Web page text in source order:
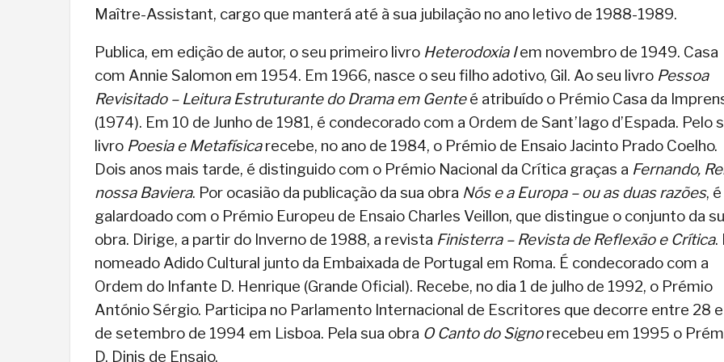
Maître-Assistant, cargo que manterá até à sua jubilação no ano letivo de 1988-1989.
Publica, em edição de autor, o seu primeiro livro Heterodoxia Iem novembro de 1949. Casa
com Annie Salomon em 1954. Em 1966, nasce o seu filho adotivo, Gil. Ao seu livro Pessoa
Revisitado – Leitura Estruturante do Drama em Genteé atribuído o Prémio Casa da
(1974). Em 10 de Junho de 1981, é condecorado com a Ordem de Sant’Iago d’Espada. Pelo
livro Poesia e Metafísicarecebe, no ano de 1984, o Prémio de Ensaio Jacinto Prado Coelho.
Dois anos mais tarde, é distinguido com o Prémio Nacional da Crítica graças a Fernando,
nossa Baviera. Por ocasião da publicação da sua obra Nós e a Europa – ou as duas razões, é
galardoado com o Prémio Europeu de Ensaio Charles Veillon, que distingue o conjunto da
obra. Dirige, a partir do Inverno de 1988, a revista Finisterra – Revista de Reflexão e Crítica.
nomeado Adido Cultural junto da Embaixada de Portugal em Roma. É condecorado com a
Ordem do Infante D. Henrique (Grande Oficial). Recebe, no dia 1 de julho de 1992, o Prémio
António Sérgio. Participa no Parlamento Internacional de Escritores que decorre entre 28
de setembro de 1994 em Lisboa. Pela sua obra O Canto do Signorecebeu em 1995 o
D. Dinis de Ensaio.